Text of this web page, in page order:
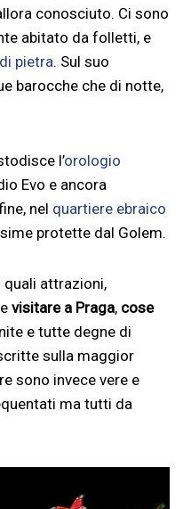
conosciuto. Ci sono
abitato da folletti, e
pietra. Sul suo
barocche che di notte,
l’orologio
Evo e ancora
nel quartiere ebraico
protette dal Golem.
attrazioni,
visitare a Praga, cose
e tutte degne di
sulla maggior
sono invece vere e
ma tutti da